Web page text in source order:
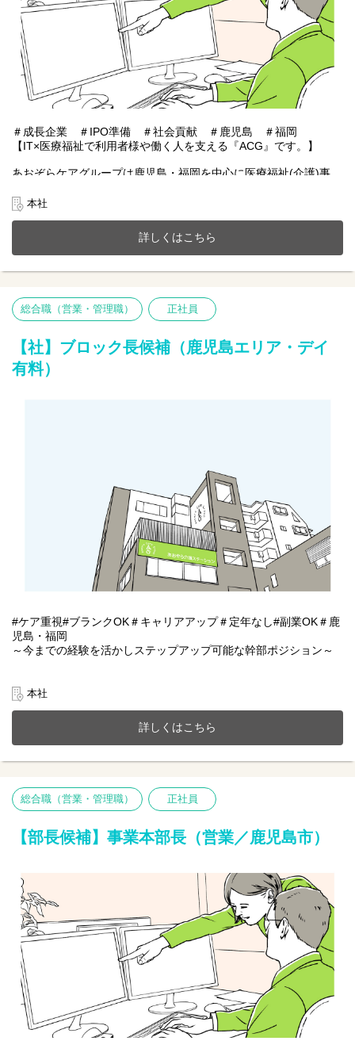
＃成長企業 ＃IPO準備 ＃社会貢献 ＃鹿児島 ＃福岡
【IT×医療福祉で利用者様や働く人を支える『ACG』です。】
あおぞらケアグループは鹿児島・福岡を中心に医療福祉(介護)事
今までのご経験やスキルを当社で発揮して頂ける方を募集してい
ます。
総務を中心とした実務や上場準備対応、部門のマネジメント業
務、新規事業も含め経営層の目線から今後のACGを支える戦略の
代～50代まで幅広く、新しいことに挑戦しつつも落ち着いた雰囲
気のメンバーです。DX化により残業を減らし、働き方改革に取り
■チームマネジメント、育成
■入退社業務、就業規則管理
本社
詳しくはこちら
総合職（営業・管理職） 正社員
【社】ブロック長候補（鹿児島エリア・デイ
有料）
#ケア重視#ブランクOK＃キャリアアップ＃定年なし#副業OK＃鹿
児島・福岡
～今までの経験を活かしステップアップ可能な幹部ポジション～
経営マネジメントに携わって頂きます。責任者として、３～５施
設の各管理者と共に地域に密着した質の高い介護サービスを提供
する拠点づくりをお任せいたします。
IPO目前の成長企業でご自身の経験を活かしてみませんか？
■施設運営マネジメント全般
■コンプライアンスの管理
■スタッフの労務管理や育成など
ート
本社
詳しくはこちら
総合職（営業・管理職） 正社員
【部長候補】事業本部長（営業／鹿児島市）